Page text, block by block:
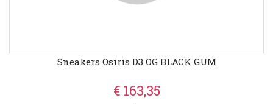
Sneakers Osiris D3 OG BLACK GUM
€ 163,35